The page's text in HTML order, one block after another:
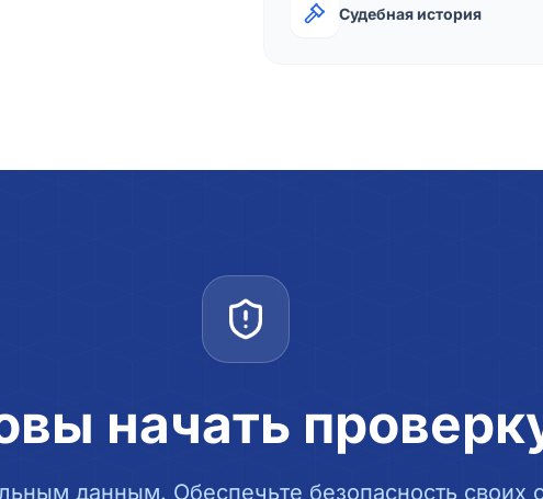
Судебная история
начать
данным. Обеспечьте безопасность своих